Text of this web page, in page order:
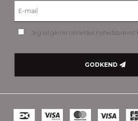
Jeg vil gerne tilmeldes nyhedsbrevet
GODKEND